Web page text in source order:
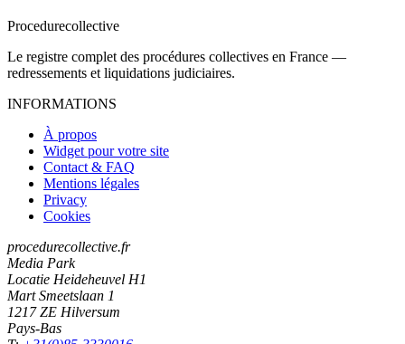
Procedurecollective
Le registre complet des procédures collectives en France —
redressements et liquidations judiciaires.
INFORMATIONS
À propos
Widget pour votre site
Contact & FAQ
Mentions légales
Privacy
Cookies
procedurecollective.fr
Media Park
Locatie Heideheuvel H1
Mart Smeetslaan 1
1217 ZE Hilversum
Pays-Bas